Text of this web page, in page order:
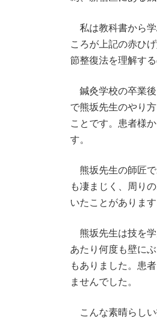
私は教科書から学
ころが上記の赤ひ
節整復法を理解す
鍼灸学校の卒業後
で熊坂先生のやり
ことです。患者様
す。
熊坂先生の師匠で
も凄まじく、周り
いたことがあります
熊坂先生は技を学
あたり何度も壁に
もありました。患
ませんでした。
こんな素晴らしい